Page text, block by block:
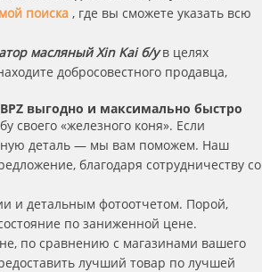
поиска , где вы сможете указать всю
масляный Xin Kai б/у в целях
добросовестного продавца,
выгодно и максимально быстро
своего «железного коня». Если
деталь — мы вам поможем. Наш
благодаря сотрудничеству со
и детальным фотоотчетом. Порой,
по заниженной цене.
по сравнению с магазинами вашего
лучший товар по лучшей